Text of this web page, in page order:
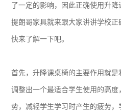
了一定的影响，因此正确使用升
提朗哥家具就来跟大家讲讲学校正
快来了解一下吧。
首先，升降课桌椅的主要作用就
调整出一个最适合学生使用的高
势，减轻学生学习时产生的疲劳